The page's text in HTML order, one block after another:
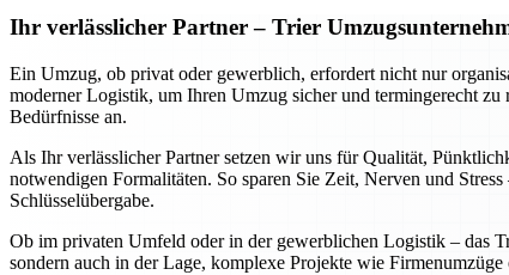
Ihr verlässlicher Partner – Trier
Ein Umzug, ob privat oder gewerblich, erfordert nicht nur
moderner Logistik, um Ihren Umzug sicher und termingerecht
Bedürfnisse an.
Als Ihr verlässlicher Partner setzen wir uns für Qualität,
notwendigen Formalitäten. So sparen Sie Zeit, Nerven und
Schlüsselübergabe.
Ob im privaten Umfeld oder in der gewerblichen Logistik – das
sondern auch in der Lage, komplexe Projekte wie